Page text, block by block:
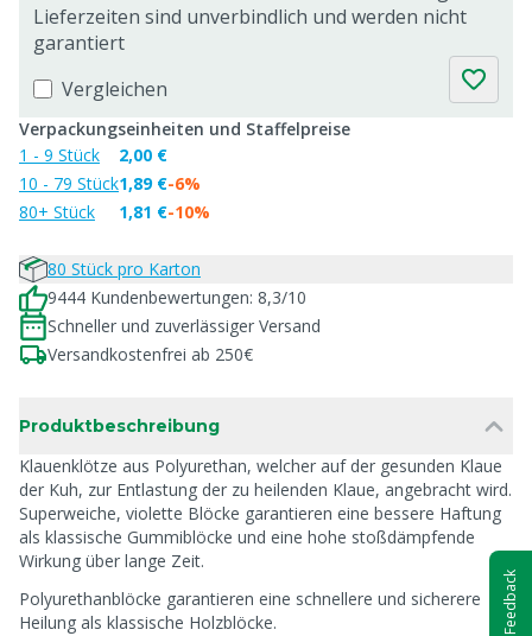
Lieferzeiten sind unverbindlich und werden nicht
garantiert
Vergleichen
Verpackungseinheiten und Staffelpreise
1 - 9 Stück
10 - 79 Stück
80+ Stück
2,00 €
1,89 €
1,81 €
-6%
-10%
80 Stück pro Karton
9444 Kundenbewertungen: 8,3/10
Schneller und zuverlässiger Versand
Versandkostenfrei ab 250€
Produktbeschreibung
Klauenklötze aus Polyurethan, welcher auf der gesunden Klaue
der Kuh, zur Entlastung der zu heilenden Klaue, angebracht wird.
Superweiche, violette Blöcke garantieren eine bessere Haftung
als klassische Gummiblöcke und eine hohe stoßdämpfende
Wirkung über lange Zeit.
Polyurethanblöcke garantieren eine schnellere und sicherere
Heilung als klassische Holzblöcke.
Feedback